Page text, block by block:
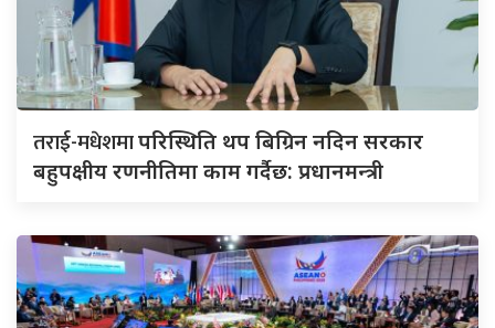
तराई-मधेशमापरिस्थिति थप बिग्रिन नदिन सरकार
बहुपक्षीय रणनीतिमा काम गर्दैछ: प्रधानमन्त्री